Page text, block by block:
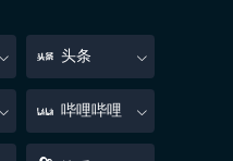
头条
哔哩哔哩